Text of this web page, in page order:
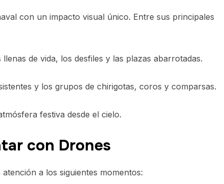
con un impacto visual único. Entre sus principales
de vida, los desfiles y las plazas abarrotadas.
y los grupos de chirigotas, coros y comparsas.
festiva desde el cielo.
con Drones
a los siguientes momentos: